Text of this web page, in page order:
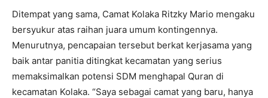
Ditempat yang sama, Camat Kolaka Ritzky Mario mengaku
bersyukur atas raihan juara umum kontingennya.
Menurutnya, pencapaian tersebut berkat kerjasama yang
baik antar panitia ditingkat kecamatan yang serius
memaksimalkan potensi SDM menghapal Quran di
kecamatan Kolaka. “Saya sebagai camat yang baru, hanya